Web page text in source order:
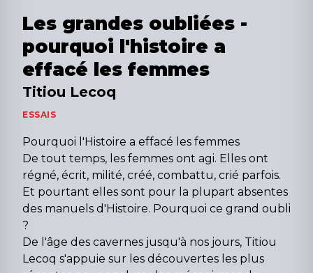
Les grandes oubliées -
pourquoi l'histoire a
effacé les femmes
Titiou Lecoq
ESSAIS
Pourquoi l'Histoire a effacé les femmes
De tout temps, les femmes ont agi. Elles ont
régné, écrit, milité, créé, combattu, crié parfois.
Et pourtant elles sont pour la plupart absentes
des manuels d'Histoire. Pourquoi ce grand oubli
?
De l'âge des cavernes jusqu'à nos jours, Titiou
Lecoq s'appuie sur les découvertes les plus